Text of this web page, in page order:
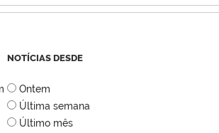
NOTÍCIAS DESDE
Ontem
Última semana
Último mês